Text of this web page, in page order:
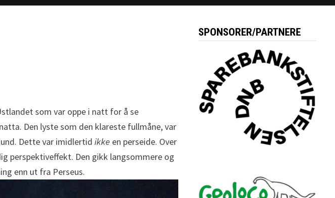
som var oppe i natt for å se
Den lyste som den klareste fullmåne, var
Dette var imidlertidikke en perseide. Over
perspektiveffekt. Den gikk langsommere og
enn ut fra Perseus.
SPONSORER/PARTNERE